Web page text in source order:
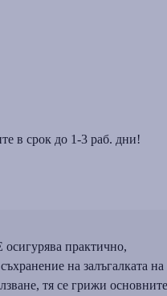
в срок до 1-3 раб. дни!
осигурява практично,
на залъгалката на
тя се грижи основните